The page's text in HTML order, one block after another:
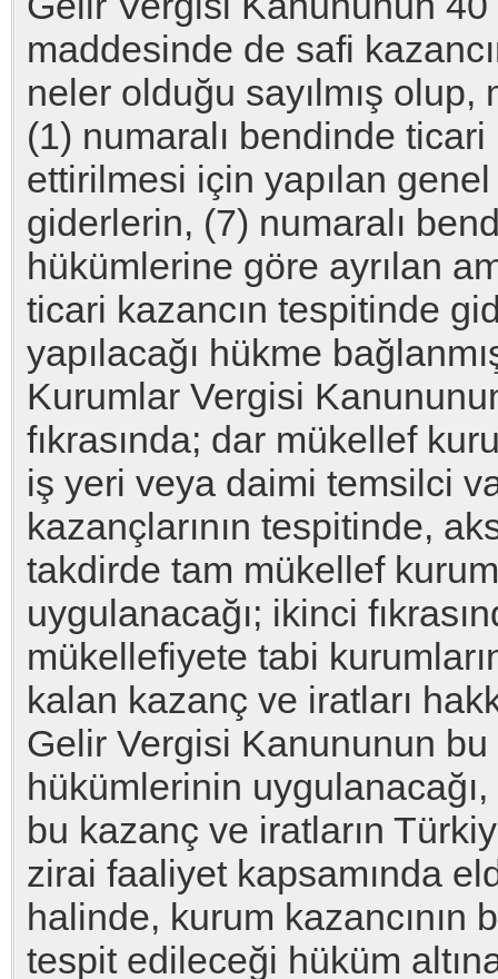
maddesinde de safi
neler olduğu sayılmış olup,
(1) numaralı bendinde
ettirilmesi için yapılan genel
giderlerin, (7) numaralı
hükümlerine göre ayrılan
ticari kazancın tespitinde
yapılacağı hükme
Kurumlar Vergisi
fıkrasında; dar mükellef
iş yeri veya daimi temsilci
kazançlarının tespitinde,
takdirde tam mükellef
uygulanacağı; ikinci
mükellefiyete tabi
kalan kazanç ve iratları
Gelir Vergisi Kanununun
hükümlerinin
bu kazanç ve iratların
zirai faaliyet kapsamında
halinde, kurum kazancının
tespit edileceği hüküm